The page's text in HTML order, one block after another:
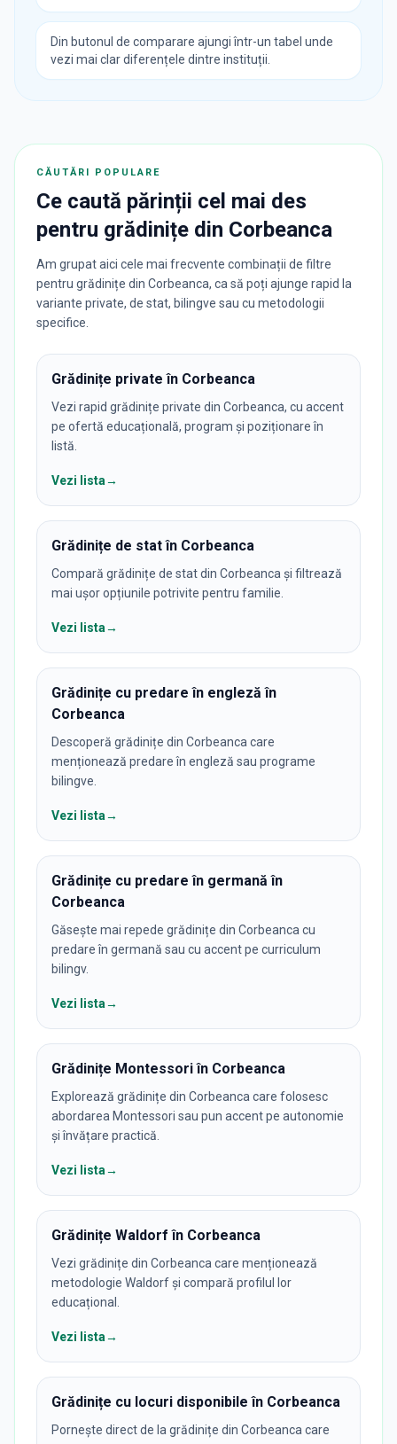
Din butonul de comparare ajungi într-un tabel unde
vezi mai clar diferențele dintre instituții.
CĂUTĂRI POPULARE
Ce caută părinții cel mai des
pentru grădinițe din Corbeanca
Am grupat aici cele mai frecvente combinații de filtre
pentru grădinițe din Corbeanca, ca să poți ajunge rapid la
variante private, de stat, bilingve sau cu metodologii
specifice.
Grădinițe private în Corbeanca
Vezi rapid grădinițe private din Corbeanca, cu accent
pe ofertă educațională, program și poziționare în
listă.
Vezi lista→
Grădinițe de stat în Corbeanca
Compară grădinițe de stat din Corbeanca și filtrează
mai ușor opțiunile potrivite pentru familie.
Vezi lista→
Grădinițe cu predare în engleză în
Corbeanca
Descoperă grădinițe din Corbeanca care
menționează predare în engleză sau programe
bilingve.
Vezi lista→
Grădinițe cu predare în germană în
Corbeanca
Găsește mai repede grădinițe din Corbeanca cu
predare în germană sau cu accent pe curriculum
bilingv.
Vezi lista→
Grădinițe Montessori în Corbeanca
Explorează grădinițe din Corbeanca care folosesc
abordarea Montessori sau pun accent pe autonomie
și învățare practică.
Vezi lista→
Grădinițe Waldorf în Corbeanca
Vezi grădinițe din Corbeanca care menționează
metodologie Waldorf și compară profilul lor
educațional.
Vezi lista→
Grădinițe cu locuri disponibile în Corbeanca
Pornește direct de la grădinițe din Corbeanca care